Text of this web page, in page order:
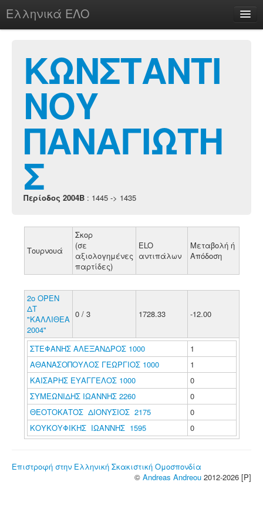
Ελληνικά ΕΛΟ
chesstu.be @ discord
Login
ΚΩΝΣΤΑΝΤΙ
ΝΟΥ
ΠΑΝΑΓΙΩΤΗ
Σ
Περίοδος 2004B : 1445 -> 1435
Τουρνουά
Σκορ
(σε
αξιολογημένες
παρτίδες)
ELO
αντιπάλων
Μεταβολή ή
Απόδοση
2o OPEN
ΔΤ
"ΚΑΛΛΙΘΕΑ
2004"
0 / 3 1728.33 -12.00
ΣΤΕΦΑΝΗΣ ΑΛΕΞΑΝΔΡΟΣ 1000
1
ΑΘΑΝΑΣΟΠΟΥΛΟΣ ΓΕΩΡΓΙΟΣ 1000
1
ΚΑΙΣΑΡΗΣ ΕΥΑΓΓΕΛΟΣ 1000
0
ΣΥΜΕΩΝΙΔΗΣ ΙΩΑΝΝΗΣ 2260
0
ΘΕΟΤΟΚΑΤΟΣ ΔΙΟΝΥΣΙΟΣ 2175
0
ΚΟΥΚΟΥΦΙΚΗΣ ΙΩΑΝΝΗΣ 1595
0
Επιστροφή στην Ελληνική Σκακιστική Ομοσπονδία
© Andreas Andreou 2012-2026 [P]